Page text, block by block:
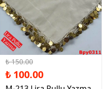
%33 İndirim
₺ 150.00
₺ 100.00